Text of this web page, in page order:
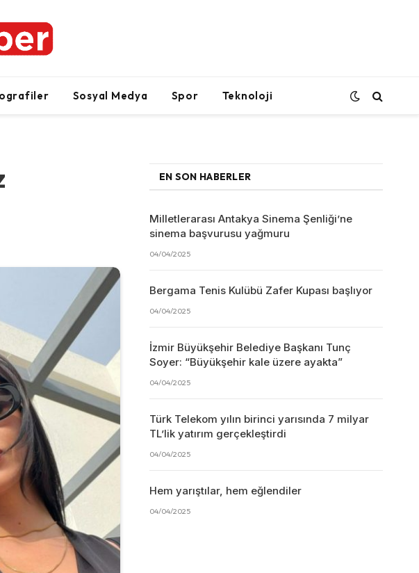
Sosyal Medya Spor Teknoloji
EN SON HABERLER
Milletlerarası Antakya Sinema Şenliği’ne
sinema başvurusu yağmuru
04/04/2025
Bergama Tenis Kulübü Zafer Kupası başlıyor
04/04/2025
İzmir Büyükşehir Belediye Başkanı Tunç
Soyer: “Büyükşehir kale üzere ayakta”
04/04/2025
Türk Telekom yılın birinci yarısında 7 milyar
TL’lik yatırım gerçekleştirdi
04/04/2025
Hem yarıştılar, hem eğlendiler
04/04/2025